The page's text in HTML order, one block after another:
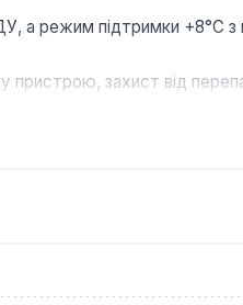
а режим підтримки +8°C з
захист від
приміщеннях